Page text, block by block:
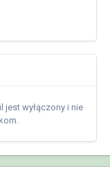
wyłączony i nie